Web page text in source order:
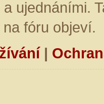
ujednáními.
fóru objeví.
|